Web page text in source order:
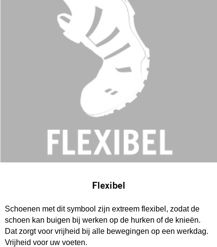
Flexibel
Schoenen met dit symbool zijn extreem flexibel, zodat de
schoen kan buigen bij werken op de hurken of de knieën.
Dat zorgt voor vrijheid bij alle bewegingen op een werkdag.
Vrijheid voor uw voeten.